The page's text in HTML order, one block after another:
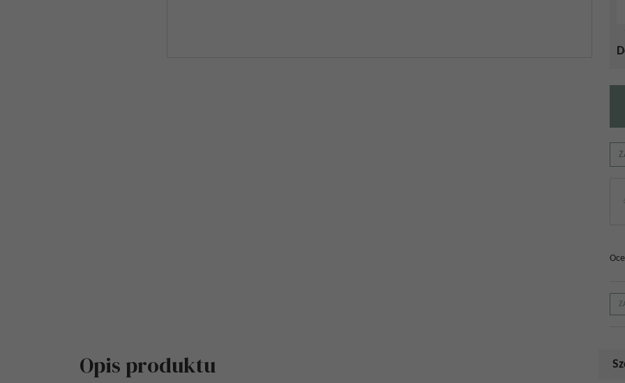
Opis produktu